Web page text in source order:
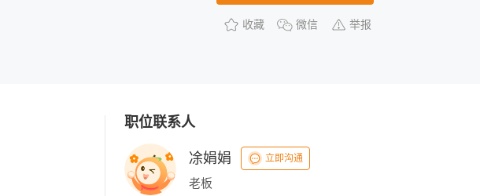
收藏 微信 举报
职位联系人
凃娟娟 立即沟通
老板